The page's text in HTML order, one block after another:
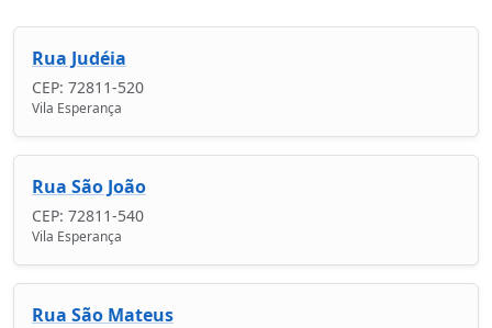
Rua Judéia
CEP: 72811-520
Vila Esperança
Rua São João
CEP: 72811-540
Vila Esperança
Rua São Mateus